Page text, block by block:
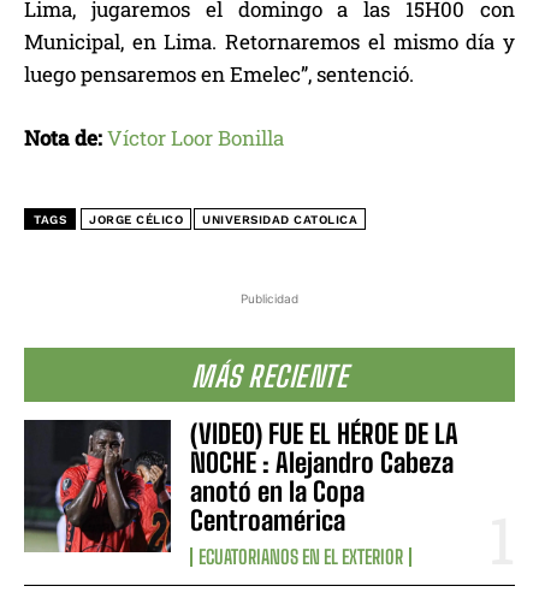
Publicidad
MÁS RECIENTE
(VIDEO) FUE EL HÉROE DE LA
NOCHE : Alejandro Cabeza
anotó en la Copa
Centroamérica
ECUATORIANOS EN EL EXTERIOR
Lima, jugaremos el domingo a las 15H00 con
Municipal, en Lima. Retornaremos el mismo día y
luego pensaremos en Emelec”, sentenció.
Nota de:Víctor Loor Bonilla
TAGS JORGE CÉLICO UNIVERSIDAD CATOLICA